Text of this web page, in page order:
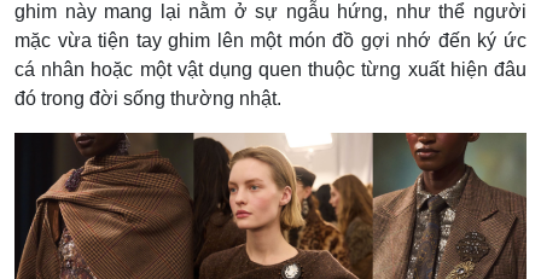
ghim này mang lại nằm ở sự ngẫu hứng, như thể người
mặc vừa tiện tay ghim lên một món đồ gợi nhớ đến ký ức
cá nhân hoặc một vật dụng quen thuộc từng xuất hiện đâu
đó trong đời sống thường nhật.